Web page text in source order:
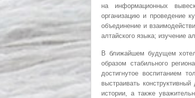
на информационных
организацию и проведение
объединение и
алтайского языка; изучение
В ближайшем будущем
образом стабильного
достигнутое воспитанием
выстраивать
истории, а также